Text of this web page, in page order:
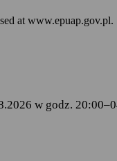
17 lutego 2005 r. o
Ministra Cyfryzacji z
platformy usług
jest Centralny
at www.epuap.gov.pl.
w godz.